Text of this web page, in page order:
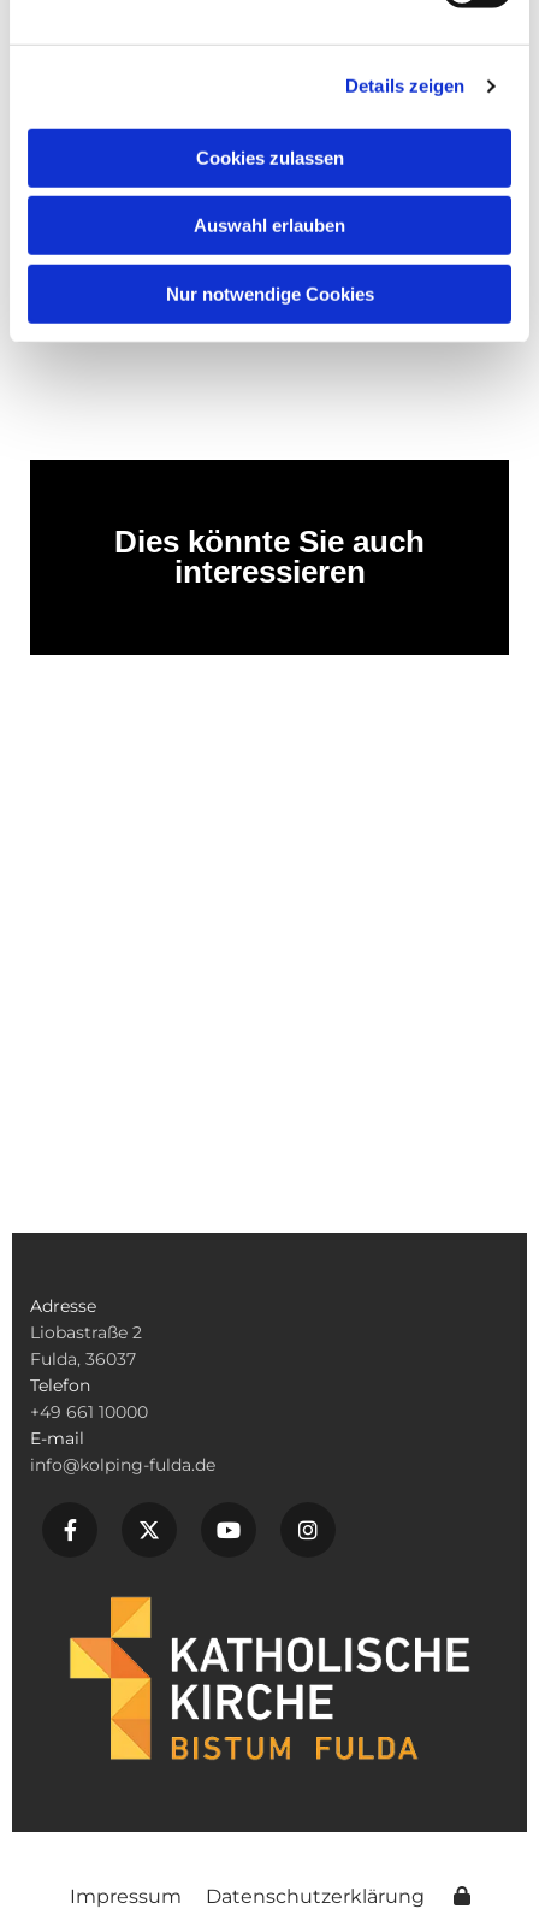
Details zeigen
Cookies zulassen
Auswahl erlauben
Nur notwendige Cookies
Dies könnte Sie auch
interessieren
Adresse
Liobastraße 2
Fulda, 36037
Telefon
+49 661 10000
E-mail
info@kolping-fulda.de
Impressum Datenschutzerklärung